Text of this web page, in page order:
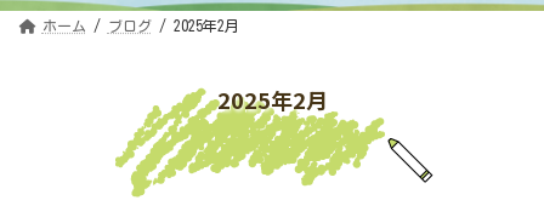
ホーム ブログ 2025年2月
2025年2月